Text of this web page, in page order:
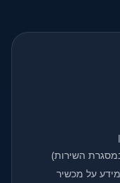
השירות)